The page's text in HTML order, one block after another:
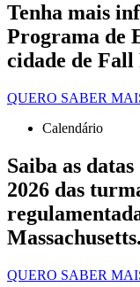
Tenha mais
Programa de
cidade de Fall
QUERO SABER
Calendário
Saiba as
2026 das
Massachusetts.
QUERO SABER